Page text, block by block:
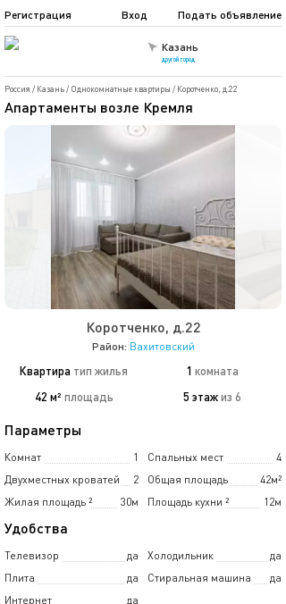
Казань
другой город
Подать объявление
Регистрация Вход
Россия / Казань/ Однокомнатные квартиры / Коротченко, д.22
Апартаменты возле Кремля
Коротченко, д.22
Район: Вахитовский
Квартира тип жилья 1 комната
42 м² площадь 5 этажиз 6
Параметры
Комнат 1 Спальных мест
4
Двухместных кроватей
2 Общая площадь
42м²
Жилая площадь
30м
² Площадь кухни 12м
²
Удобства
Телевизор да Холодильник
да
Плита
да Стиральная машина
да
Интернет
да